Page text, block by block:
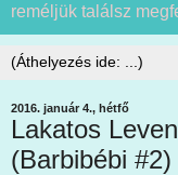
reméljük találsz
2016. január 4., hétfő
Lakatos
(Barbibébi #2)